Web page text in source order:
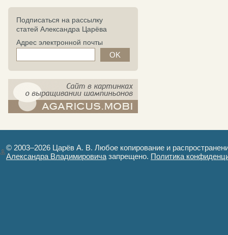
Подписаться на рассылку
статей Александра Царёва
Адрес электронной почты
© 2003–2026 Царёв А. В. Любое копирование и
Александра Владимировича запрещено. Политика
Авторизация